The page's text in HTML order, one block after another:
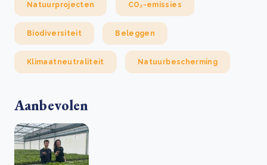
Natuurprojecten CO₂-emissies
Biodiversiteit Beleggen
Klimaatneutraliteit Natuurbescherming
Aanbevolen